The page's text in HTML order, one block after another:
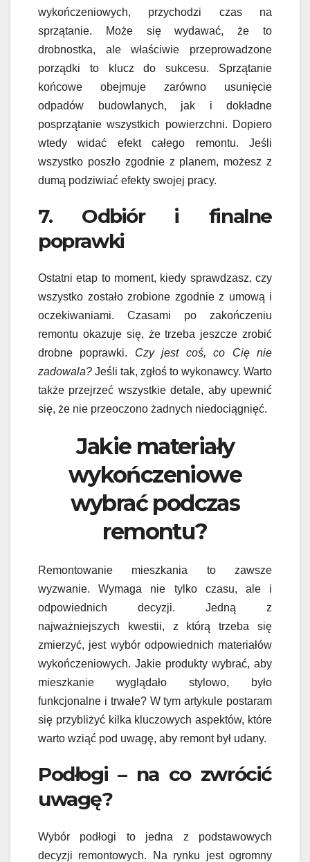
wykończeniowych, przychodzi czas na
sprzątanie. Może się wydawać, że to
drobnostka, ale właściwie przeprowadzone
porządki to klucz do sukcesu. Sprzątanie
końcowe obejmuje zarówno usunięcie
odpadów budowlanych, jak i dokładne
posprzątanie wszystkich powierzchni. Dopiero
wtedy widać efekt całego remontu. Jeśli
wszystko poszło zgodnie z planem, możesz z
dumą podziwiać efekty swojej pracy.
7. Odbiór i finalne
poprawki
Ostatni etap to moment, kiedy sprawdzasz, czy
wszystko zostało zrobione zgodnie z umową i
oczekiwaniami. Czasami po zakończeniu
remontu okazuje się, że trzeba jeszcze zrobić
drobne poprawki. Czy jest coś, co Cię nie
zadowala? Jeśli tak, zgłoś to wykonawcy. Warto
także przejrzeć wszystkie detale, aby upewnić
się, że nie przeoczono żadnych niedociągnięć.
Jakie materiały
wykończeniowe
wybrać podczas
remontu?
Remontowanie mieszkania to zawsze
wyzwanie. Wymaga nie tylko czasu, ale i
odpowiednich decyzji. Jedną z
najważniejszych kwestii, z którą trzeba się
zmierzyć, jest wybór odpowiednich materiałów
wykończeniowych. Jakie produkty wybrać, aby
mieszkanie wyglądało stylowo, było
funkcjonalne i trwałe? W tym artykule postaram
się przybliżyć kilka kluczowych aspektów, które
warto wziąć pod uwagę, aby remont był udany.
Podłogi – na co zwrócić
uwagę?
Wybór podłogi to jedna z podstawowych
decyzji remontowych. Na rynku jest ogromny